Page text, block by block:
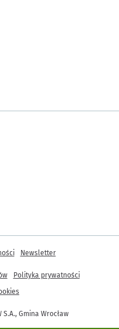
S.A., Gmina Wrocław
Newsletter
Polityka prywatności